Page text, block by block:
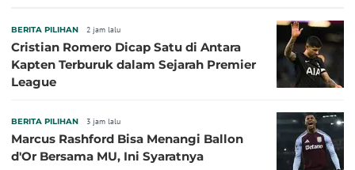
BERITA PILIHAN 2 jam lalu
Cristian Romero Dicap Satu di Antara
Kapten Terburuk dalam Sejarah Premier
League
BERITA PILIHAN 3 jam lalu
Marcus Rashford Bisa Menangi Ballon
d'Or Bersama MU, Ini Syaratnya